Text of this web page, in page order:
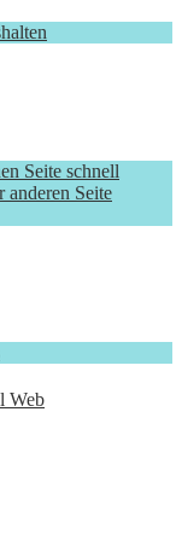
Web